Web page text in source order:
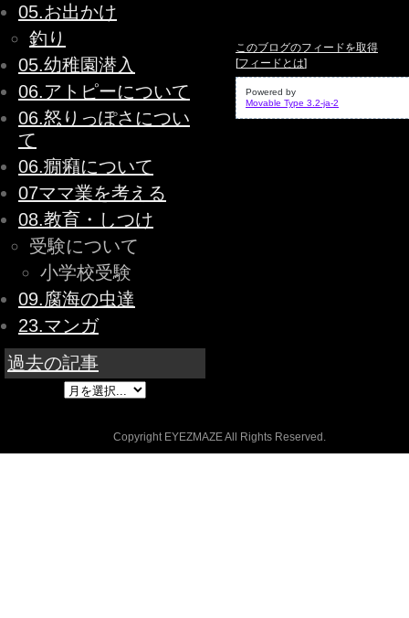
05.お出かけ
釣り
05.幼稚園潜入
06.アトピーについて
06.怒りっぽさについ
て
06.癇癪について
07ママ業を考える
08.教育・しつけ
受験について
小学校受験
09.腐海の虫達
23.マンガ
過去の記事
このブログのフィードを取得
[フィードとは]
Powered by
Movable Type 3.2-ja-2
Copyright EYEZMAZE All Rights Reserved.